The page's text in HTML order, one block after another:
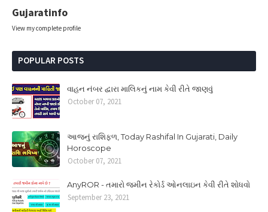
Gujaratinfo
View my complete profile
POPULAR POSTS
વાહન નંબર દ્વારા માલિકનું નામ કેવી રીતે જાણવું
October 07, 2021
આજનું રાશિફળ, Today Rashifal In Gujarati, Daily
Horoscope
October 07, 2021
AnyROR - તમારો જમીન રેકોર્ડ ઓનલાઇન કેવી રીતે શોધવો
September 23, 2021